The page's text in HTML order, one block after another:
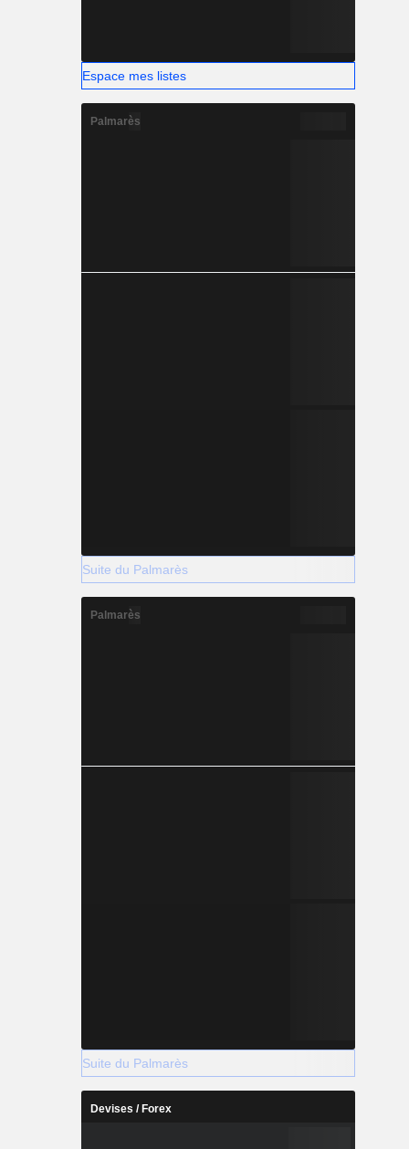
Espace mes listes
Palmarès
Suite du Palmarès
Palmarès
Suite du Palmarès
Devises / Forex